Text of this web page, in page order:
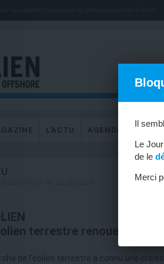
L’ACTU AGENDA
terrestre renoue avec
de l'éolien terrestre a connu une
Il
Le
de le
Merci